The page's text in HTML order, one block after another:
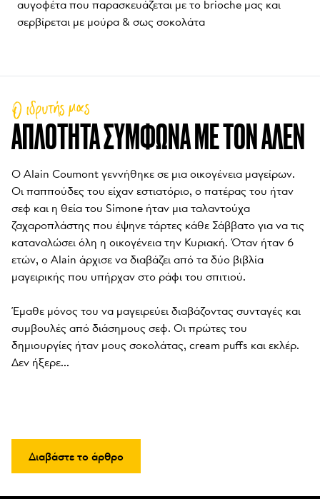
αυγοφέτα που παρασκευάζεται με το brioche μας και
σερβίρεται με μούρα & σως σοκολάτα
ΑΠΛΌΤΗΤΑ ΣΎΜΦΩΝΑ ΜΕ ΤΟΝ ΑΛΈΝ
Ο ιδρυτής μας
Ο Alain Coumont γεννήθηκε σε μια οικογένεια μαγείρων.
Οι παππούδες του είχαν εστιατόριο, ο πατέρας του ήταν
σεφ και η θεία του Simone ήταν μια ταλαντούχα
ζαχαροπλάστης που έψηνε τάρτες κάθε Σάββατο για να τις
καταναλώσει όλη η οικογένεια την Κυριακή. Όταν ήταν 6
ετών, ο Alain άρχισε να διαβάζει από τα δύο βιβλία
μαγειρικής που υπήρχαν στο ράφι του σπιτιού.
Έμαθε μόνος του να μαγειρεύει διαβάζοντας συνταγές και
συμβουλές από διάσημους σεφ. Οι πρώτες του
δημιουργίες ήταν μους σοκολάτας, cream puffs και εκλέρ.
Δεν ήξερε...
Διαβάστε το άρθρο